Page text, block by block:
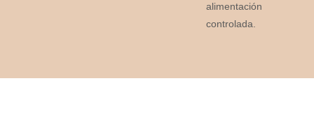
alimentación
controlada.